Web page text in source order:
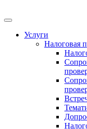
Меню
Услуги
Налоговая